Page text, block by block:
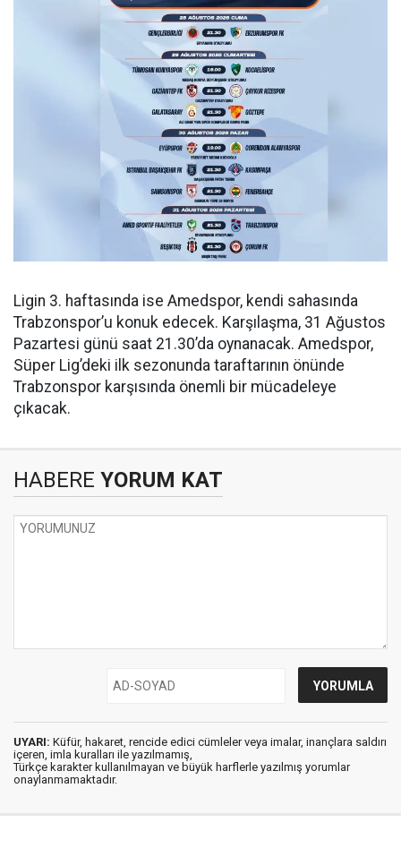
Ligin 3. haftasında ise Amedspor, kendi sahasında
Trabzonspor’u konuk edecek. Karşılaşma, 31 Ağustos
Pazartesi günü saat 21.30’da oynanacak. Amedspor,
Süper Lig’deki ilk sezonunda taraftarının önünde
Trabzonspor karşısında önemli bir mücadeleye
çıkacak.
HABERE YORUM KAT
UYARI: Küfür, hakaret, rencide edici cümleler veya imalar, inançlara saldırı
içeren, imla kuralları ile yazılmamış,
Türkçe karakter kullanılmayan ve büyük harflerle yazılmış yorumlar
onaylanmamaktadır.